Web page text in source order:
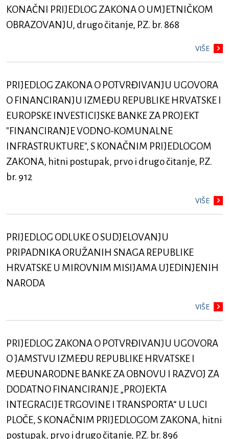
KONAČNI PRIJEDLOG ZAKONA O UMJETNIČKOM
OBRAZOVANJU, drugo čitanje, P.Z. br. 868
VIŠE
PRIJEDLOG ZAKONA O POTVRĐIVANJU UGOVORA
O FINANCIRANJU IZMEĐU REPUBLIKE HRVATSKE I
EUROPSKE INVESTICIJSKE BANKE ZA PROJEKT
"FINANCIRANJE VODNO-KOMUNALNE
INFRASTRUKTURE", S KONAČNIM PRIJEDLOGOM
ZAKONA, hitni postupak, prvo i drugo čitanje, P.Z.
br. 912
VIŠE
PRIJEDLOG ODLUKE O SUDJELOVANJU
PRIPADNIKA ORUŽANIH SNAGA REPUBLIKE
HRVATSKE U MIROVNIM MISIJAMA UJEDINJENIH
NARODA
VIŠE
PRIJEDLOG ZAKONA O POTVRĐIVANJU UGOVORA
O JAMSTVU IZMEĐU REPUBLIKE HRVATSKE I
MEĐUNARODNE BANKE ZA OBNOVU I RAZVOJ ZA
DODATNO FINANCIRANJE „PROJEKTA
INTEGRACIJE TRGOVINE I TRANSPORTA“ U LUCI
PLOČE, S KONAČNIM PRIJEDLOGOM ZAKONA, hitni
postupak, prvo i drugo čitanje, P.Z. br. 896